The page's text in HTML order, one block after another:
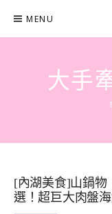
content
MENU
大手
[內湖美食]山鍋物
選！超巨大肉盤